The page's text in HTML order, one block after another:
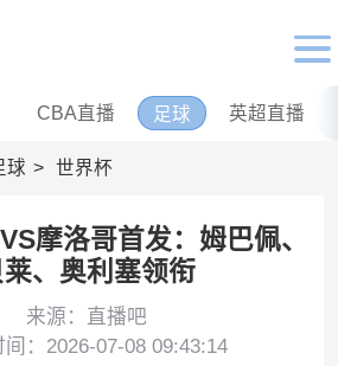
CBA直播 足球 英超直播
球 世界杯
摩洛哥首发：姆巴佩、
、奥利塞领衔
来源：直播吧
：2026-07-08 09:43:14